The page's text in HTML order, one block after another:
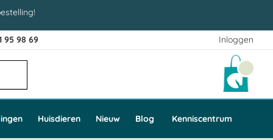
Inloggen
95 98 69
Huisdieren Nieuw Blog Kenniscentrum